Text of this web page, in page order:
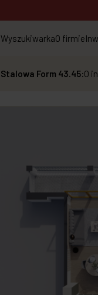
WyszukiwarkaO firmie
Stalowa Form 43.45:O